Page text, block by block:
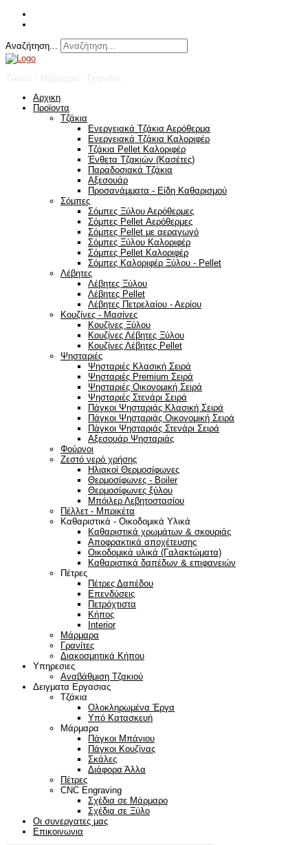
Αναζήτηση...
Αρχικη
Προϊοντα
Τζάκια
Ενεργειακά Τζάκια Αερόθερμα
Ενεργειακά Τζάκια Καλοριφέρ
Τζάκια Pellet Καλοριφέρ
Ένθετα Τζακιών (Κασέτες)
Παραδοσιακά Τζάκια
Αξεσουάρ
Προσανάμματα - Είδη Καθαρισμού
Σόμπες
Σόμπες Ξύλου Αερόθερμες
Σόμπες Pellet Αερόθερμες
Σόμπες Pellet με αεραγωγό
Σόμπες Ξύλου Καλοριφέρ
Σόμπες Pellet Καλοριφέρ
Σόμπες Καλοριφέρ Ξύλου - Pellet
Λέβητες
Λέβητες Ξύλου
Λέβητες Pellet
Λέβητες Πετρελαίου - Αερίου
Κουζίνες - Μασίνες
Κουζίνες Ξύλου
Κουζίνες Λέβητες Ξύλου
Κουζίνες Λέβητες Pellet
Ψησταριές
Ψησταριές Κλασική Σειρά
Ψησταριές Premium Σειρά
Ψησταριές Οικονομική Σειρά
Ψησταριές Στενάρι Σειρά
Πάγκοι Ψησταριάς Κλασική Σειρά
Πάγκοι Ψησταριάς Οικονομική Σειρά
Πάγκοι Ψησταριάς Στενάρι Σειρά
Αξεσουάρ Ψησταριάς
Φούρνοι
Ζεστό νερό χρήσης
Ηλιακοί Θερμοσίφωνες
Θερμοσίφωνες - Boiler
Θερμοσίφωνες ξύλου
Μπόιλερ Λεβητοστασίου
Πέλλετ - Μπρικέτα
Καθαριστικά - Οικοδομικά Υλικά
Καθαριστικά χρωμάτων & σκουριάς
Αποφρακτικά αποχέτευσης
Οικοδομικά υλικά (Γαλακτώματα)
Καθαριστικά δαπέδων & επιφανειών
Πέτρες
Πέτρες Δαπέδου
Επενδύσεις
Πετρόχτιστα
Κήπος
Interior
Μάρμαρα
Γρανίτες
Διακοσμητικά Κήπου
Υπηρεσιες
Αναβάθμιση Τζακιού
Δειγματα Εργασιας
Τζάκια
Ολοκληρωμένα Έργα
Υπό Κατασκευή
Μάρμαρα
Πάγκοι Μπάνιου
Πάγκοι Κουζίνας
Σκάλες
Διάφορα Άλλα
Πέτρες
CNC Engraving
Σχέδια σε Μάρμαρο
Σχέδια σε Ξύλο
Οι συνεργατες μας
Επικοινωνια